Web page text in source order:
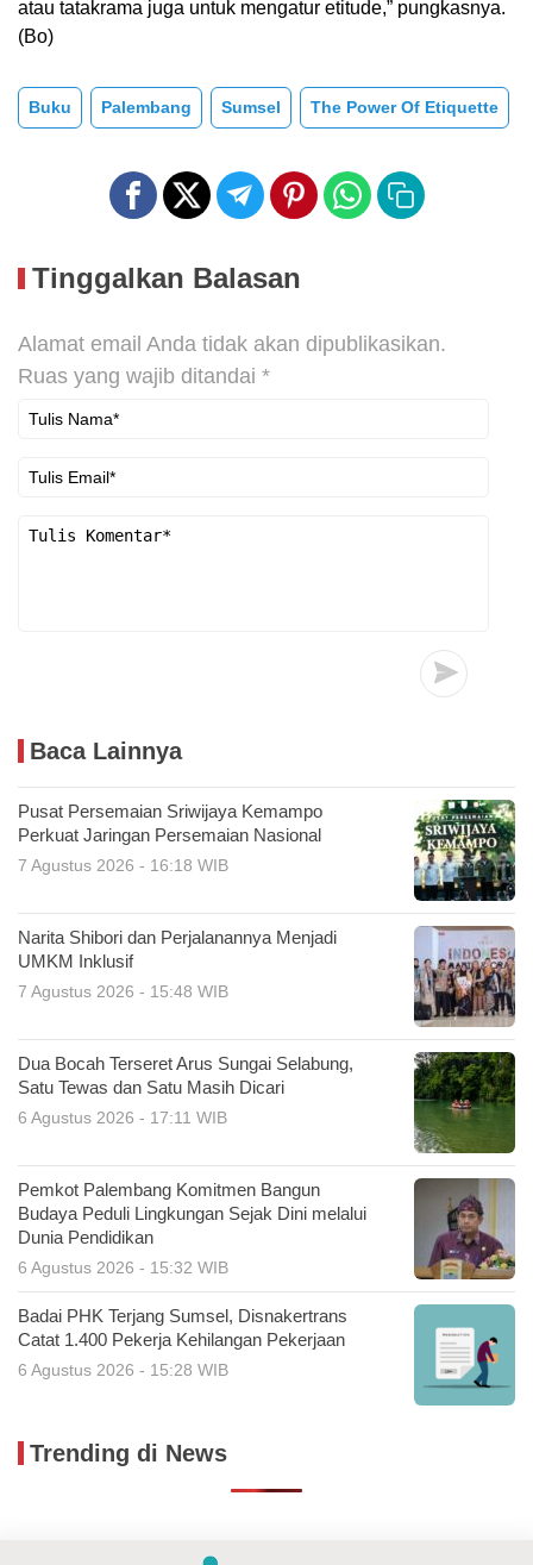
atau tatakrama juga untuk mengatur etitude,” pungkasnya.
(Bo)
Buku Palembang Sumsel The Power Of Etiquette
Tinggalkan Balasan
Alamat email Anda tidak akan dipublikasikan.
Ruas yang wajib ditandai *
Baca Lainnya
Pusat Persemaian Sriwijaya Kemampo
Perkuat Jaringan Persemaian Nasional
7 Agustus 2026 - 16:18 WIB
Narita Shibori dan Perjalanannya Menjadi
UMKM Inklusif
7 Agustus 2026 - 15:48 WIB
Dua Bocah Terseret Arus Sungai Selabung,
Satu Tewas dan Satu Masih Dicari
6 Agustus 2026 - 17:11 WIB
Pemkot Palembang Komitmen Bangun
Budaya Peduli Lingkungan Sejak Dini melalui
Dunia Pendidikan
6 Agustus 2026 - 15:32 WIB
Badai PHK Terjang Sumsel, Disnakertrans
Catat 1.400 Pekerja Kehilangan Pekerjaan
6 Agustus 2026 - 15:28 WIB
Trending di News